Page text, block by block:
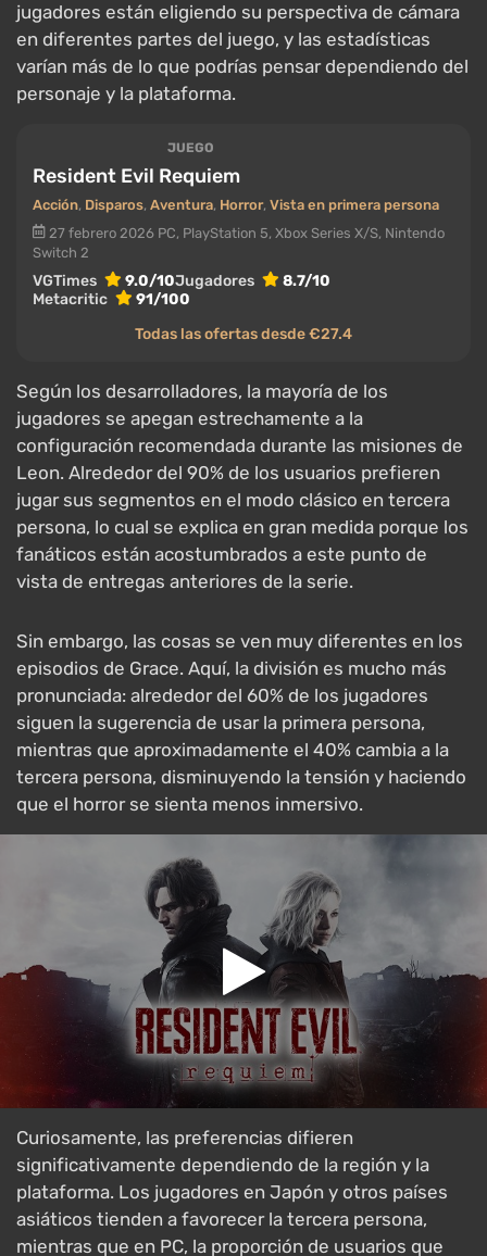
jugadores están eligiendo su perspectiva de cámara
en diferentes partes del juego, y las estadísticas
varían más de lo que podrías pensar dependiendo del
personaje y la plataforma.
JUEGO
Resident Evil Requiem
Acción, Disparos, Aventura, Horror, Vista en primera persona
27 febrero 2026 PC, PlayStation 5, Xbox Series X/S, Nintendo
Switch 2
VGTimes 9.0/10Jugadores
8.7/10
Metacritic
91/100
Todas las ofertas desde €27.4
Según los desarrolladores, la mayoría de los
jugadores se apegan estrechamente a la
configuración recomendada durante las misiones de
Leon. Alrededor del 90% de los usuarios prefieren
jugar sus segmentos en el modo clásico en tercera
persona, lo cual se explica en gran medida porque los
fanáticos están acostumbrados a este punto de
vista de entregas anteriores de la serie.
Sin embargo, las cosas se ven muy diferentes en los
episodios de Grace. Aquí, la división es mucho más
pronunciada: alrededor del 60% de los jugadores
siguen la sugerencia de usar la primera persona,
mientras que aproximadamente el 40% cambia a la
tercera persona, disminuyendo la tensión y haciendo
que el horror se sienta menos inmersivo.
Curiosamente, las preferencias difieren
significativamente dependiendo de la región y la
plataforma. Los jugadores en Japón y otros países
asiáticos tienden a favorecer la tercera persona,
mientras que en PC, la proporción de usuarios que